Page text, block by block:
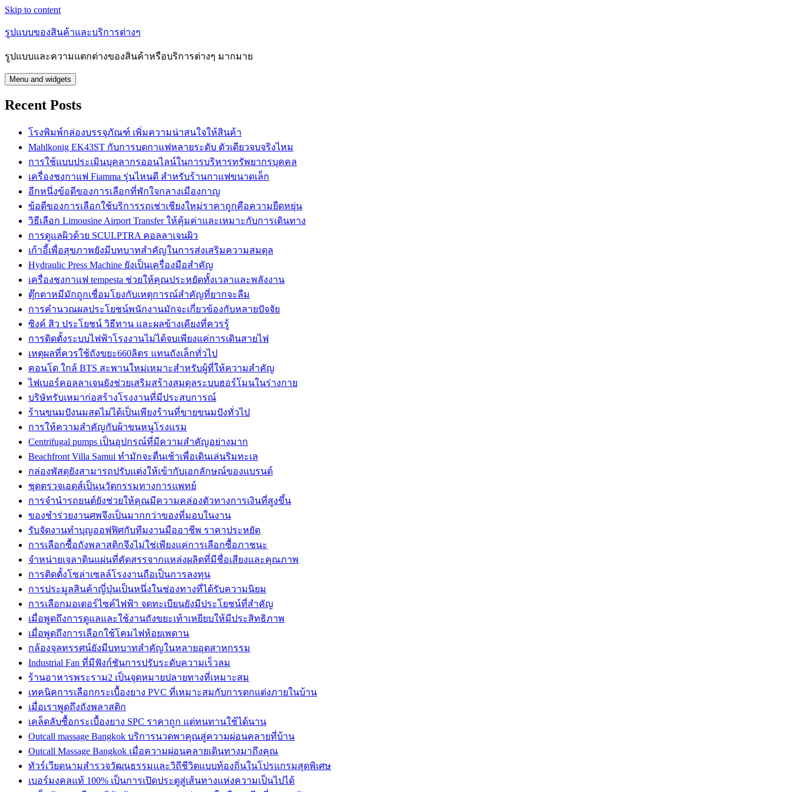
Skip to content
รูปแบบของสินค้าและบริการต่างๆ
รูปแบบและความแตกต่างของสินค้าหรือบริการต่างๆ มากมาย
Menu and widgets
Recent Posts
โรงพิมพ์กล่องบรรจุภัณฑ์ เพิ่มความน่าสนใจให้สินค้า
Mahlkonig EK43ST กับการบดกาแฟหลายระดับ ตัวเดียวจบจริงไหม
การใช้แบบประเมินบุคลากรออนไลน์ในการบริหารทรัพยากรบุคคล
เครื่องชงกาแฟ Fiamma รุ่นไหนดี สำหรับร้านกาแฟขนาดเล็ก
อีกหนึ่งข้อดีของการเลือกที่พักใจกลางเมืองกาญ
ข้อดีของการเลือกใช้บริการรถเช่าเชียงใหม่ราคาถูกคือความยืดหยุ่น
วิธีเลือก Limousine Airport Transfer ให้คุ้มค่าและเหมาะกับการเดินทาง
การดูแลผิวด้วย SCULPTRA คอลลาเจนผิว
เก้าอี้เพื่อสุขภาพยังมีบทบาทสำคัญในการส่งเสริมความสมดุล
Hydraulic Press Machine ยังเป็นเครื่องมือสำคัญ
เครื่องชงกาแฟ tempesta ช่วยให้คุณประหยัดทั้งเวลาและพลังงาน
ตุ๊กตาหมีมักถูกเชื่อมโยงกับเหตุการณ์สำคัญที่ยากจะลืม
การคำนวณผลประโยชน์พนักงานมักจะเกี่ยวข้องกับหลายปัจจัย
ซิงค์ สิว ประโยชน์ วิธีทาน และผลข้างเคียงที่ควรรู้
การติดตั้งระบบไฟฟ้าโรงงานไม่ได้จบเพียงแค่การเดินสายไฟ
เหตุผลที่ควรใช้ถังขยะ660ลิตร แทนถังเล็กทั่วไป
คอนโด ใกล้ BTS สะพานใหม่เหมาะสำหรับผู้ที่ให้ความสำคัญ
ไฟเบอร์คอลลาเจนยังช่วยเสริมสร้างสมดุลระบบฮอร์โมนในร่างกาย
บริษัทรับเหมาก่อสร้างโรงงานที่มีประสบการณ์
ร้านขนมปังนมสดไม่ได้เป็นเพียงร้านที่ขายขนมปังทั่วไป
การให้ความสำคัญกับผ้าขนหนูโรงแรม
Centrifugal pumps เป็นอุปกรณ์ที่มีความสำคัญอย่างมาก
Beachfront Villa Samui ทำมักจะตื่นเช้าเพื่อเดินเล่นริมทะเล
กล่องพัสดุยังสามารถปรับแต่งให้เข้ากับเอกลักษณ์ของแบรนด์
ชุดตรวจเอดส์เป็นนวัตกรรมทางการแพทย์
การจำนำรถยนต์ยังช่วยให้คุณมีความคล่องตัวทางการเงินที่สูงขึ้น
ของชำร่วยงานศพจึงเป็นมากกว่าของที่มอบในงาน
รับจัดงานทำบุญออฟฟิศกับทีมงานมืออาชีพ ราคาประหยัด
การเลือกซื้อถังพลาสติกจึงไม่ใช่เพียงแค่การเลือกซื้อภาชนะ
จำหน่ายเจลาตินแผ่นที่คัดสรรจากแหล่งผลิตที่มีชื่อเสียงและคุณภาพ
การติดตั้งโซล่าเซลล์โรงงานถือเป็นการลงทุน
การประมูลสินค้าญี่ปุ่นเป็นหนึ่งในช่องทางที่ได้รับความนิยม
การเลือกมอเตอร์ไซค์ไฟฟ้า จดทะเบียนยังมีประโยชน์ที่สำคัญ
เมื่อพูดถึงการดูแลและใช้งานถังขยะเท้าเหยียบให้มีประสิทธิภาพ
เมื่อพูดถึงการเลือกใช้โคมไฟห้อยเพดาน
กล้องจุลทรรศน์ยังมีบทบาทสำคัญในหลายอุตสาหกรรม
Industrial Fan ที่มีฟังก์ชันการปรับระดับความเร็วลม
ร้านอาหารพระราม2 เป็นจุดหมายปลายทางที่เหมาะสม
เทคนิคการเลือกกระเบื้องยาง PVC ที่เหมาะสมกับการตกแต่งภายในบ้าน
เมื่อเราพูดถึงถังพลาสติก
เคล็ดลับซื้อกระเบื้องยาง SPC ราคาถูก แต่ทนทานใช้ได้นาน
Outcall massage Bangkok บริการนวดพาคุณสู่ความผ่อนคลายที่บ้าน
Outcall Massage Bangkok เมื่อความผ่อนคลายเดินทางมาถึงคุณ
ทัวร์เวียดนามสำรวจวัฒนธรรมและวิถีชีวิตแบบท้องถิ่นในโปรแกรมสุดพิเศษ
เบอร์มงคลแท้ 100% เป็นการเปิดประตูสู่เส้นทางแห่งความเป็นไปได้